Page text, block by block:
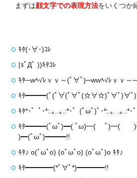
まずは顔文字での表現方法をいくつか
ｷﾀ(･∀･)ｺﾚ
|ｮﾟДﾟ ))ｷﾀｺﾚ
ｷﾀ─wﾍ√ﾚｖｖ～(ﾟ∀ﾟ)─wwﾍ√ﾚｖｖ～
ｷﾀ━━━(ﾟ(ﾟ∀(ﾟ∀ﾟ(☆∀☆)ﾟ∀ﾟ)∀ﾟ
ｷﾀ*･゜ﾟ･*:.｡..｡.:*･゜(ﾟωﾟ)ﾟ･*:.｡. .｡.:*･
ｷﾀ━━━(ﾟωﾟ)━( ﾟω)━( ﾟ
)━(ﾟωﾟ)━━━!!
ｷﾀ♪ o(ﾟωﾟo) (oﾟωﾟo) (oﾟωﾟ)o ｷﾀ♪
ｷﾀ━━━━(*ﾟ∀ﾟ*)━━━━!!